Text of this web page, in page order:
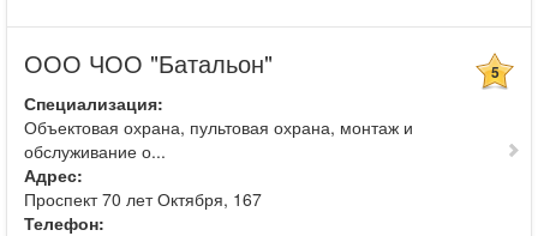
ООО ЧОО "Батальон" 5
Специализация:
Объектовая охрана, пультовая охрана, монтаж и
обслуживание о...
Адрес:
Проспект 70 лет Октября, 167
Телефон: